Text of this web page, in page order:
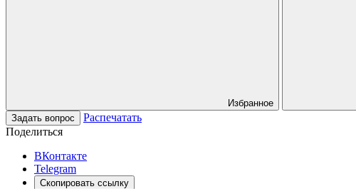
Избранное
Задать вопрос
Распечатать
Поделиться
ВКонтакте
Telegram
Скопировать ссылку